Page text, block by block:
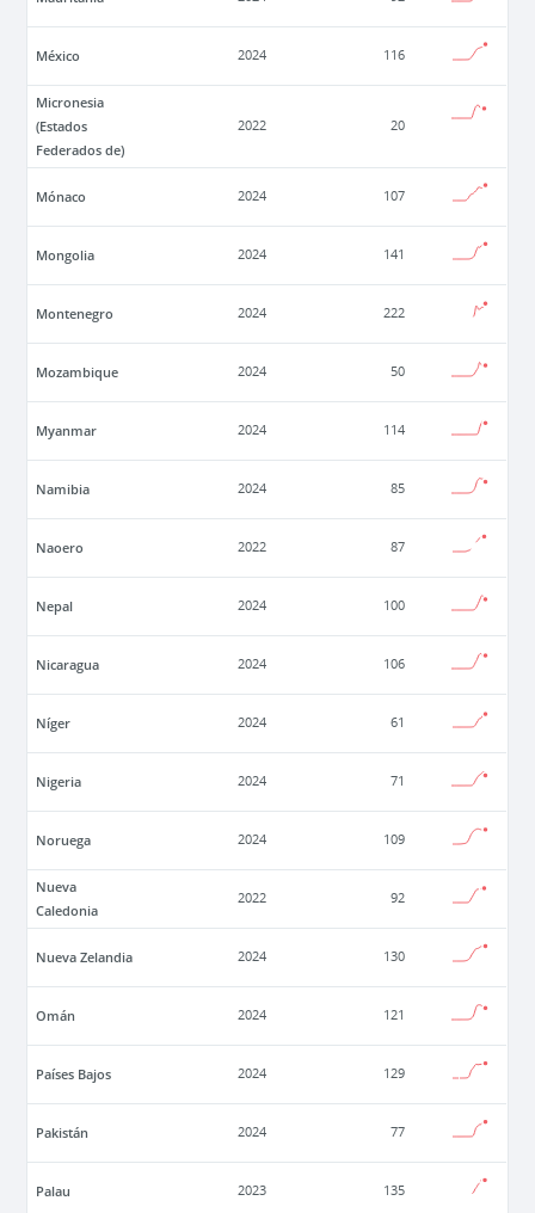
México 2024 116
Micronesia
(Estados
Federados de)
2022 20
Mónaco 2024 107
Mongolia 2024 141
Montenegro 2024 222
Mozambique 2024 50
Myanmar 2024 114
Namibia 2024 85
Naoero 2022 87
Nepal 2024 100
Nicaragua 2024 106
Níger 2024 61
Nigeria 2024 71
Noruega 2024 109
Nueva
Caledonia
2022 92
Nueva Zelandia 2024 130
Omán 2024 121
Países Bajos 2024 129
Pakistán 2024 77
Palau 2023 135